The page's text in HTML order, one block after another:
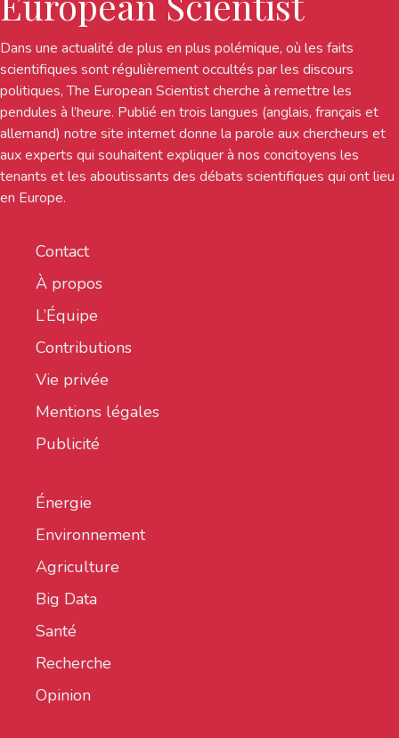
Dans une actualité de plus en plus polémique, où les faits
scientifiques sont régulièrement occultés par les discours
politiques, The European Scientist cherche à remettre les
pendules à l’heure. Publié en trois langues (anglais, français et
allemand) notre site internet donne la parole aux chercheurs et
aux experts qui souhaitent expliquer à nos concitoyens les
tenants et les aboutissants des débats scientifiques qui ont lieu
en Europe.
Contact
À propos
L’Équipe
Contributions
Vie privée
Mentions légales
Publicité
Énergie
Environnement
Agriculture
Big Data
Santé
Recherche
Opinion